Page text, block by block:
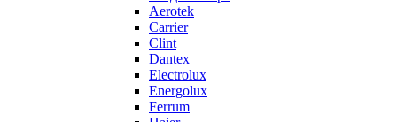
Aerotek
Carrier
Clint
Dantex
Electrolux
Energolux
Ferrum